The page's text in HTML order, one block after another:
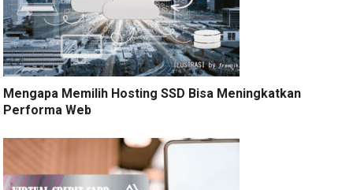
Mengapa Memilih Hosting SSD Bisa Meningkatkan
Performa Web